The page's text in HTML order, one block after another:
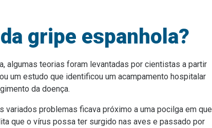
gripe espanhola?
algumas teorias foram levantadas por cientistas a partir
um estudo que identificou um acampamento hospitalar
da doença.
problemas ficava próximo a uma pocilga em que
que o vírus possa ter surgido nas aves e passado por